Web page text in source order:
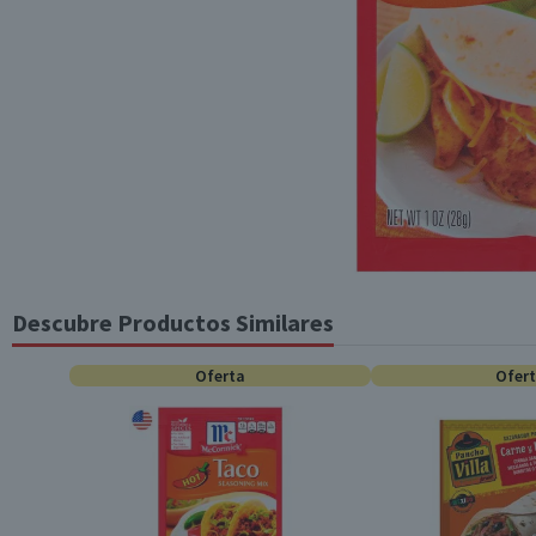
Descubre Productos Similares
Oferta